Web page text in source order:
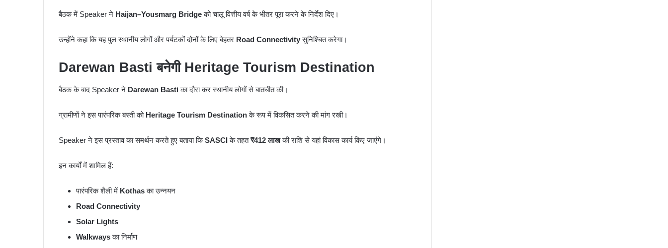
बैठक में Speaker ने Haijan–Yousmarg Bridgeको चालू वित्तीय वर्ष के भीतर पूरा करने के निर्देश दिए।
उन्होंने कहा कि यह पुल स्थानीय लोगों और पर्यटकों दोनों के लिए बेहतर Road Connectivityसुनिश्चित करेगा।
Darewan Basti बनेगी Heritage Tourism Destination
बैठक के बाद Speaker ने Darewan Bastiका दौरा कर स्थानीय लोगों से बातचीत की।
ग्रामीणों ने इस पारंपरिक बस्ती को Heritage Tourism Destinationके रूप में विकसित करने की मांग रखी।
Speaker ने इस प्रस्ताव का समर्थन करते हुए बताया किSASCIके तहत₹412 लाखकी राशि से यहां विकास कार्य किए जाएंगे।
इन कार्यों में शामिल हैं:
पारंपरिक शैली में Kothasका उन्नयन
Road Connectivity
Solar Lights
Walkwaysका निर्माण